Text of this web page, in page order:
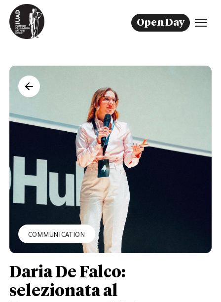
Open Day
Fashion Design
Communication Design
Interior Design
Cinema & Adv
COMMUNICATION
Daria De Falco:
selezionata al